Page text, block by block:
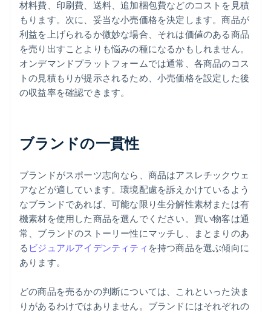
材料費、印刷費、送料、追加梱包費などのコストを見積
もります。次に、妥当な小売価格を決定します。商品が
利益を上げられるか微妙な場合、それは価値のある商品
を売り出すことよりも悩みの種になるかもしれません。
オンデマンドプラットフォームでは通常、各商品のコス
トの見積もりが提示されるため、小売価格を設定した後
の収益率を確認できます。
ブランドの一貫性
ブランドがスポーツ志向なら、商品はアスレチックウェ
アなどが適しています。環境配慮を訴えかけているよう
なブランドであれば、可能な限り生分解性素材または有
機素材を使用した商品を選んでください。買い物客は通
常、ブランドのストーリー性にマッチし、まとまりのあ
る ビジュアルアイデンティティ を持つ商品を選ぶ傾向に
あります。
どの商品を売るかの判断については、これといった決ま
りがあるわけではありません。ブランドにはそれぞれの